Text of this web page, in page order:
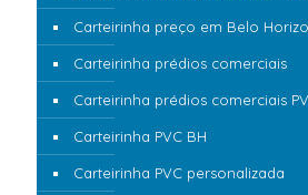
Carteirinha preço em Belo
Carteirinha prédios comerciais
Carteirinha prédios comerciais
Carteirinha PVC BH
Carteirinha PVC personalizada